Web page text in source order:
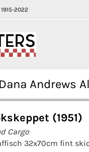
2022
Andrews
(1951)
Cargo
32x70cm fint